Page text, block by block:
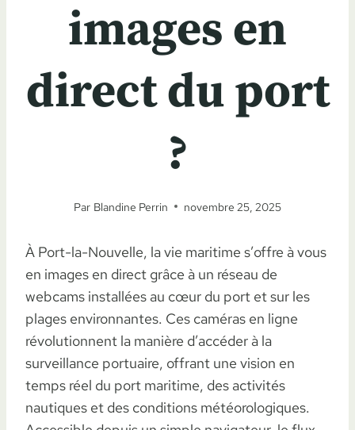
images en
direct du port
?
Par Blandine Perrin novembre 25, 2025
À Port-la-Nouvelle, la vie maritime s’offre à vous
en images en direct grâce à un réseau de
webcams installées au cœur du port et sur les
plages environnantes. Ces caméras en ligne
révolutionnent la manière d’accéder à la
surveillance portuaire, offrant une vision en
temps réel du port maritime, des activités
nautiques et des conditions météorologiques.